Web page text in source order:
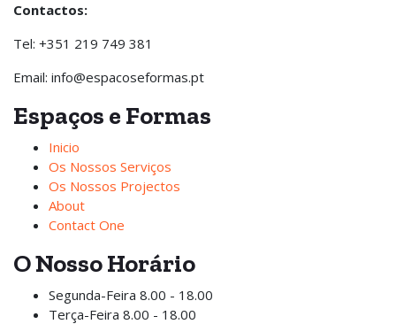
Contactos:
Tel: +351 219 749 381
Email: info@espacoseformas.pt
Espaços e Formas
Inicio
Os Nossos Serviços
Os Nossos Projectos
About
Contact One
O Nosso Horário
Segunda-Feira 8.00 - 18.00
Terça-Feira 8.00 - 18.00